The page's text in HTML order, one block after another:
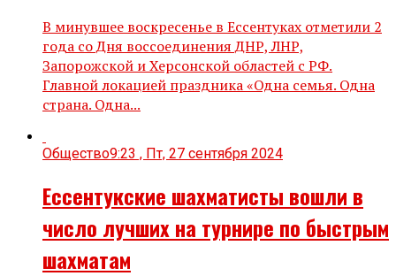
В минувшее воскресенье в Ессентуках отметили 2
года со Дня воссоединения ДНР, ЛНР,
Запорожской и Херсонской областей с РФ.
Главной локацией праздника «Одна семья. Одна
страна. Одна...
Общество9:23 , Пт, 27 сентября 2024
Ессентукские шахматисты вошли в
число лучших на турнире по быстрым
шахматам